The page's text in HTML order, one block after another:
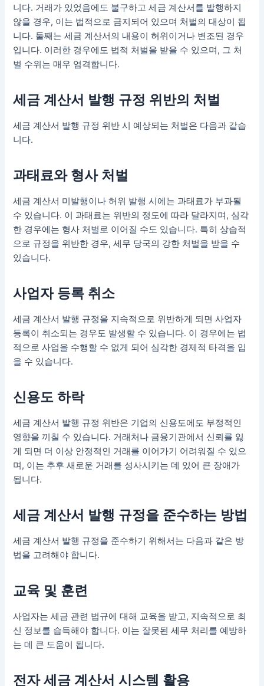
니다. 거래가 있었음에도 불구하고 세금 계산서를 발행하지
않을 경우, 이는 법적으로 금지되어 있으며 처벌의 대상이 됩
니다. 둘째는 세금 계산서의 내용이 허위이거나 변조된 경우
입니다. 이러한 경우에도 법적 처벌을 받을 수 있으며, 그 처
벌 수위는 매우 엄격합니다.
세금 계산서 발행 규정 위반의 처벌
세금 계산서 발행 규정 위반 시 예상되는 처벌은 다음과 같습
니다.
과태료와 형사 처벌
세금 계산서 미발행이나 허위 발행 시에는 과태료가 부과될
수 있습니다. 이 과태료는 위반의 정도에 따라 달라지며, 심각
한 경우에는 형사 처벌로 이어질 수도 있습니다. 특히 상습적
으로 규정을 위반한 경우, 세무 당국의 강한 처벌을 받을 수
있습니다.
사업자 등록 취소
세금 계산서 발행 규정을 지속적으로 위반하게 되면 사업자
등록이 취소되는 경우도 발생할 수 있습니다. 이 경우에는 법
적으로 사업을 수행할 수 없게 되어 심각한 경제적 타격을 입
을 수 있습니다.
신용도 하락
세금 계산서 발행 규정 위반은 기업의 신용도에도 부정적인
영향을 끼칠 수 있습니다. 거래처나 금융기관에서 신뢰를 잃
게 되면 더 이상 안정적인 거래를 이어가기 어려워질 수 있으
며, 이는 추후 새로운 거래를 성사시키는 데 있어 큰 장애가
됩니다.
세금 계산서 발행 규정을 준수하는 방법
세금 계산서 발행 규정을 준수하기 위해서는 다음과 같은 방
법을 고려해야 합니다.
교육 및 훈련
사업자는 세금 관련 법규에 대해 교육을 받고, 지속적으로 최
신 정보를 습득해야 합니다. 이는 잘못된 세무 처리를 예방하
는 데 큰 도움이 됩니다.
전자 세금 계산서 시스템 활용